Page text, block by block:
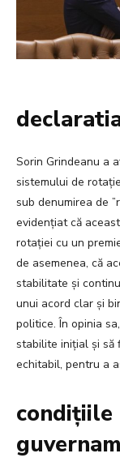
Sorin Grindeanu a
sistemului de
sub denumirea de
evidențiat că
rotației cu un
de asemenea, că
stabilitate și
unui acord clar și
politice. În opinia
stabilite inițial și să
echitabil, pentru a